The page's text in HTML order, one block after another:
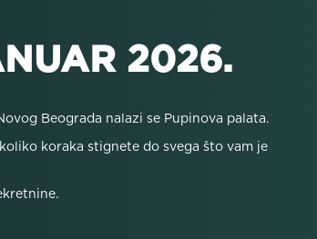
2026.
Beograda nalazi se Pupinova palata.
koraka stignete do svega što vam je